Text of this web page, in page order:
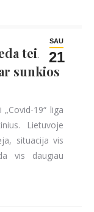
SAU
21
teikti
sunkios
19“ liga
Lietuvoje
situacija vis
vis daugiau